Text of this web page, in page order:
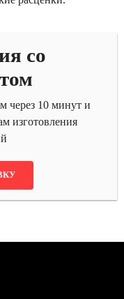
со
через 10 минут и
изготовления